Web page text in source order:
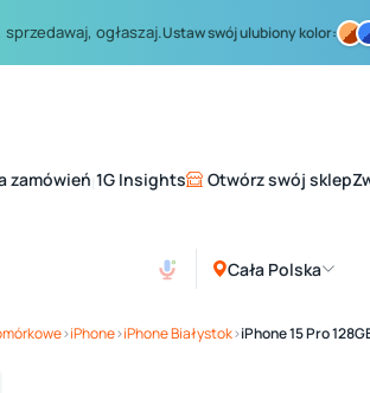
ogłaszaj.Ustaw swój ulubiony kolor:
zamówień 1G Insights Otwórz swój sklep
Cała Polska
›iPhone›iPhone Białystok›iPhone 15 Pro
1/ 4